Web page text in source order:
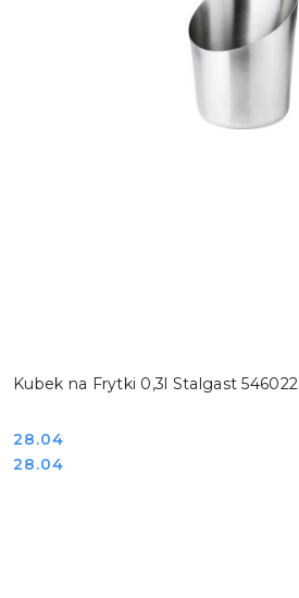
Kubek na Frytki 0,3l Stalgast 546022
Cena:
28.04
Cena:
28.04